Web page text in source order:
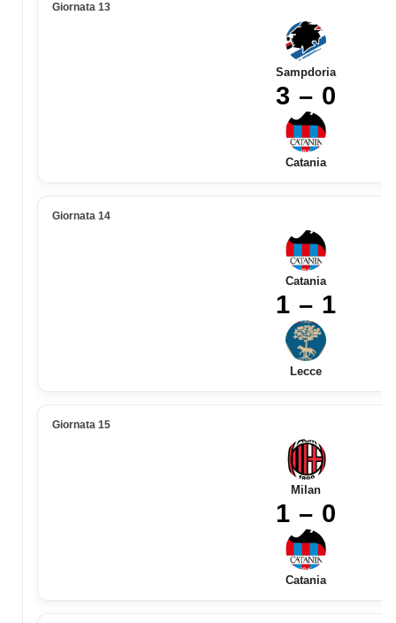
Giornata 13
Sampdoria
3 – 0
Catania
Giornata 14
Catania
1 – 1
Lecce
Giornata 15
Milan
1 – 0
Catania